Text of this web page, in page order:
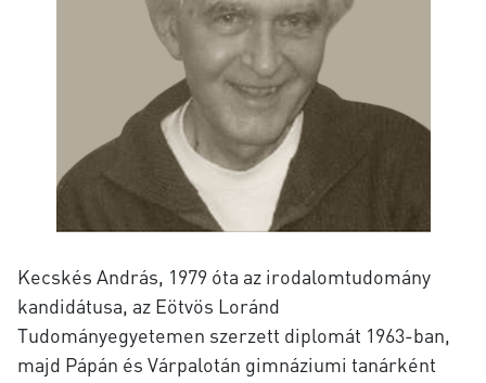
Kecskés András, 1979 óta az irodalomtudomány
kandidátusa, az Eötvös Loránd
Tudományegyetemen szerzett diplomát 1963-ban,
majd Pápán és Várpalotán gimnáziumi tanárként